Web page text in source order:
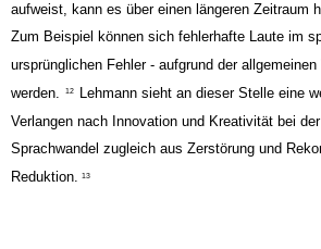
aufweist, kann es über einen längeren Zeitraum
Zum Beispiel können sich fehlerhafte Laute im
ursprünglichen Fehler - aufgrund der
werden.
12
Lehmann sieht an dieser Stelle eine
Verlangen nach Innovation und Kreativität bei
Sprachwandel zugleich aus Zerstörung und
Reduktion.
13